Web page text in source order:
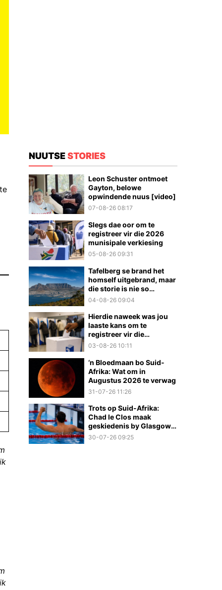
NUUTSESTORIES
Leon Schuster ontmoet
Gayton, belowe
opwindende nuus [video]
07-08-26 08:17
Slegs dae oor om te
registreer vir die 2026
munisipale verkiesing
05-08-26 09:31
Tafelberg se brand het
homself uitgebrand, maar
die storie is nie so
eenvoudig nie
04-08-26 09:04
Hierdie naweek was jou
laaste kans om te
registreer vir die
munisipale verkiesings
03-08-26 10:11
‘n Bloedmaan bo Suid-
Afrika: Wat om in
Augustus 2026 te verwag
31-07-26 11:26
Trots op Suid-Afrika:
Chad le Clos maak
geskiedenis by Glasgow
2026
30-07-26 09:25